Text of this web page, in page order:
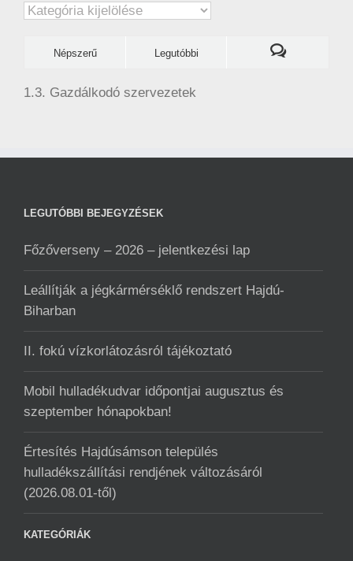
Kategóriák
Népszerű Legutóbbi
1.3. Gazdálkodó szervezetek
LEGUTÓBBI BEJEGYZÉSEK
Főzőverseny – 2026 – jelentkezési lap
Leállítják a jégkármérséklő rendszert Hajdú-
Biharban
II. fokú vízkorlátozásról tájékoztató
Mobil hulladékudvar ️időpontjai augusztus és
szeptember hónapokban!
Értesítés Hajdúsámson település
hulladékszállítási rendjének változásáról
(2026.08.01-től)
KATEGÓRIÁK